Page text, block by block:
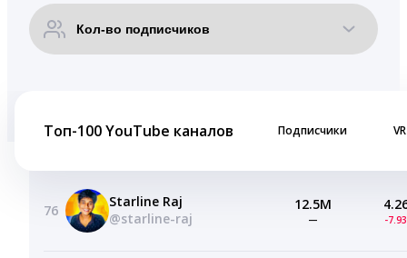
Топ-100 YouTube каналов Подписчики VR
76
Starline Raj
@starline-raj
12.5M
— -